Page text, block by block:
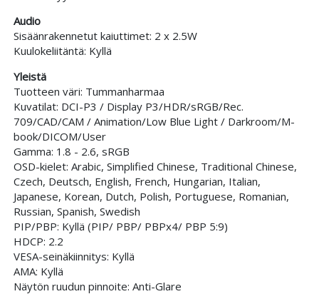
Audio
Sisäänrakennetut kaiuttimet: 2 x 2.5W
Kuulokeliitäntä: Kyllä
Yleistä
Tuotteen väri: Tummanharmaa
Kuvatilat: DCI-P3 / Display P3/HDR/sRGB/Rec.
709/CAD/CAM / Animation/Low Blue Light / Darkroom/M-
book/DICOM/User
Gamma: 1.8 - 2.6, sRGB
OSD-kielet: Arabic, Simplified Chinese, Traditional Chinese,
Czech, Deutsch, English, French, Hungarian, Italian,
Japanese, Korean, Dutch, Polish, Portuguese, Romanian,
Russian, Spanish, Swedish
PIP/PBP: Kyllä (PIP/ PBP/ PBPx4/ PBP 5:9)
HDCP: 2.2
VESA-seinäkiinnitys: Kyllä
AMA: Kyllä
Näytön ruudun pinnoite: Anti-Glare